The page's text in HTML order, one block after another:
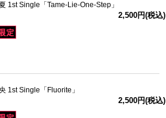
1st Single「Tame-Lie-One-Step」
2,500円(税込)
1st Single「Fluorite」
2,500円(税込)